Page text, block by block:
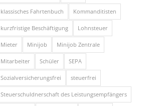
klassisches Fahrtenbuch Kommanditisten
kurzfristige Beschäftigung Lohnsteuer
Mieter Minijob Minijob Zentrale
Mitarbeiter Schüler SEPA
Sozialversicherungsfrei steuerfrei
Steuerschuldnerschaft des Leistungsempfängers